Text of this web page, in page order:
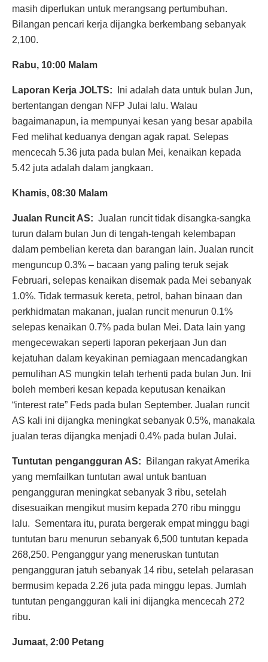
masih diperlukan untuk merangsang pertumbuhan.
Bilangan pencari kerja dijangka berkembang sebanyak
2,100.
Rabu, 10:00 Malam
Laporan Kerja JOLTS: Ini adalah data untuk bulan Jun,
bertentangan dengan NFP Julai lalu. Walau
bagaimanapun, ia mempunyai kesan yang besar apabila
Fed melihat keduanya dengan agak rapat. Selepas
mencecah 5.36 juta pada bulan Mei, kenaikan kepada
5.42 juta adalah dalam jangkaan.
Khamis, 08:30 Malam
Jualan Runcit AS: Jualan runcit tidak disangka-sangka
turun dalam bulan Jun di tengah-tengah kelembapan
dalam pembelian kereta dan barangan lain. Jualan runcit
menguncup 0.3% – bacaan yang paling teruk sejak
Februari, selepas kenaikan disemak pada Mei sebanyak
1.0%. Tidak termasuk kereta, petrol, bahan binaan dan
perkhidmatan makanan, jualan runcit menurun 0.1%
selepas kenaikan 0.7% pada bulan Mei. Data lain yang
mengecewakan seperti laporan pekerjaan Jun dan
kejatuhan dalam keyakinan perniagaan mencadangkan
pemulihan AS mungkin telah terhenti pada bulan Jun. Ini
boleh memberi kesan kepada keputusan kenaikan
“interest rate” Feds pada bulan September. Jualan runcit
AS kali ini dijangka meningkat sebanyak 0.5%, manakala
jualan teras dijangka menjadi 0.4% pada bulan Julai.
Tuntutan pengangguran AS: Bilangan rakyat Amerika
yang memfailkan tuntutan awal untuk bantuan
pengangguran meningkat sebanyak 3 ribu, setelah
disesuaikan mengikut musim kepada 270 ribu minggu
lalu. Sementara itu, purata bergerak empat minggu bagi
tuntutan baru menurun sebanyak 6,500 tuntutan kepada
268,250. Penganggur yang meneruskan tuntutan
pengangguran jatuh sebanyak 14 ribu, setelah pelarasan
bermusim kepada 2.26 juta pada minggu lepas. Jumlah
tuntutan pengangguran kali ini dijangka mencecah 272
ribu.
Jumaat, 2:00 Petang